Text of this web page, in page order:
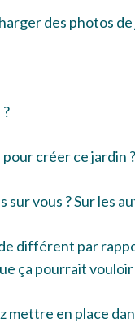
des photos
pour créer ce jardin ?
sur vous ? Sur les
différent par
ça pourrait
mettre en place